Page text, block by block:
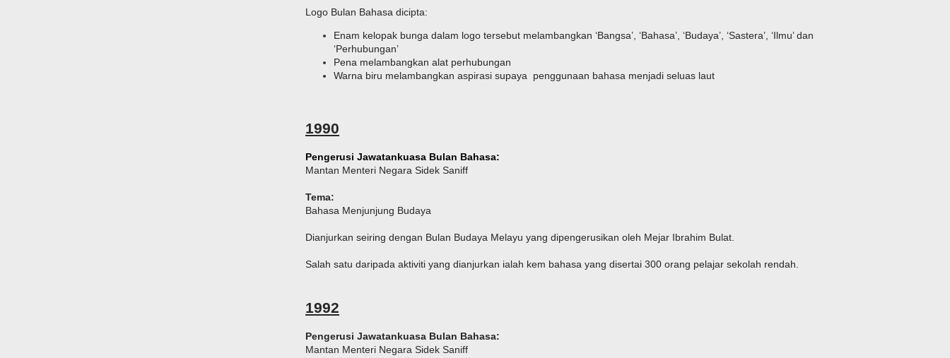
Logo Bulan Bahasa dicipta:
Enam kelopak bunga dalam logo tersebut melambangkan ‘Bangsa’, ‘Bahasa’, ‘Budaya’, ‘Sastera’, ‘Ilmu’ dan
‘Perhubungan’
Pena melambangkan alat perhubungan
Warna biru melambangkan aspirasi supaya penggunaan bahasa menjadi seluas laut
1990
Pengerusi Jawatankuasa Bulan Bahasa:
Mantan Menteri Negara Sidek Saniff
Tema:
Bahasa Menjunjung Budaya
Dianjurkan seiring dengan Bulan Budaya Melayu yang dipengerusikan oleh Mejar Ibrahim Bulat.
Salah satu daripada aktiviti yang dianjurkan ialah kem bahasa yang disertai 300 orang pelajar sekolah rendah.
1992
Pengerusi Jawatankuasa Bulan Bahasa:
Mantan Menteri Negara Sidek Saniff